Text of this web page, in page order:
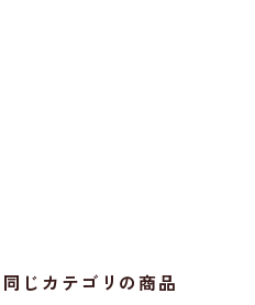
同じカテゴリの商品